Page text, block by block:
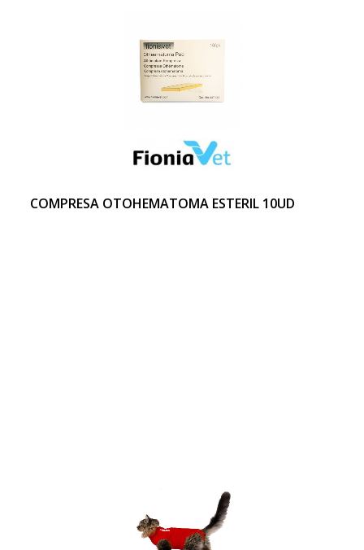
COMPRESA OTOHEMATOMA ESTERIL 10UD